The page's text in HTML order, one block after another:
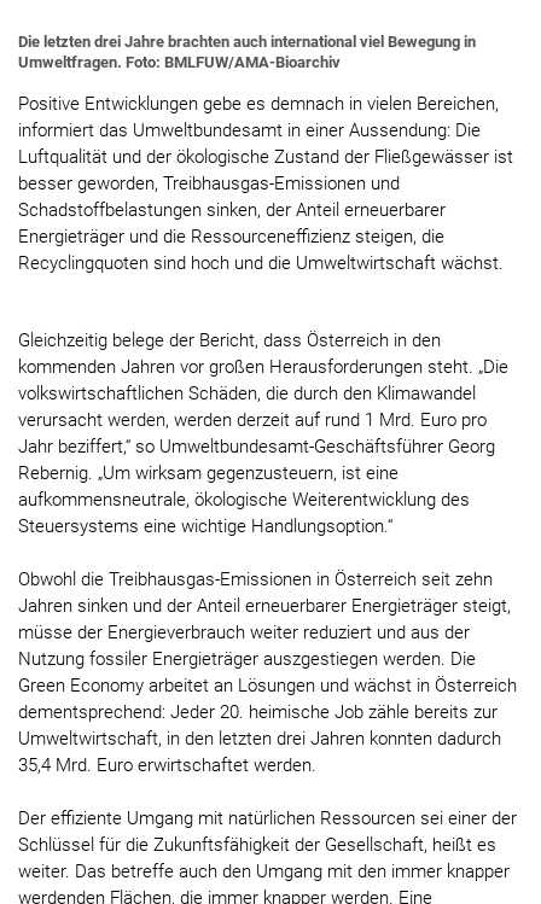
Die letzten drei Jahre brachten auch international viel Bewegung in
Umweltfragen. Foto: BMLFUW/AMA-Bioarchiv
Positive Entwicklungen gebe es demnach in vielen Bereichen,
informiert das Umweltbundesamt in einer Aussendung: Die
Luftqualität und der ökologische Zustand der Fließgewässer ist
besser geworden, Treibhausgas-Emissionen und
Schadstoffbelastungen sinken, der Anteil erneuerbarer
Energieträger und die Ressourceneffizienz steigen, die
Recyclingquoten sind hoch und die Umweltwirtschaft wächst.
Gleichzeitig belege der Bericht, dass Österreich in den
kommenden Jahren vor großen Herausforderungen steht. „Die
volkswirtschaftlichen Schäden, die durch den Klimawandel
verursacht werden, werden derzeit auf rund 1 Mrd. Euro pro
Jahr beziffert,“ so Umweltbundesamt-Geschäftsführer Georg
Rebernig. „Um wirksam gegenzusteuern, ist eine
aufkommensneutrale, ökologische Weiterentwicklung des
Steuersystems eine wichtige Handlungsoption.“
Obwohl die Treibhausgas-Emissionen in Österreich seit zehn
Jahren sinken und der Anteil erneuerbarer Energieträger steigt,
müsse der Energieverbrauch weiter reduziert und aus der
Nutzung fossiler Energieträger auszgestiegen werden. Die
Green Economy arbeitet an Lösungen und wächst in Österreich
dementsprechend: Jeder 20. heimische Job zähle bereits zur
Umweltwirtschaft, in den letzten drei Jahren konnten dadurch
35,4 Mrd. Euro erwirtschaftet werden.
Der effiziente Umgang mit natürlichen Ressourcen sei einer der
Schlüssel für die Zukunftsfähigkeit der Gesellschaft, heißt es
weiter. Das betreffe auch den Umgang mit den immer knapper
werdenden Flächen, die immer knapper werden. Eine